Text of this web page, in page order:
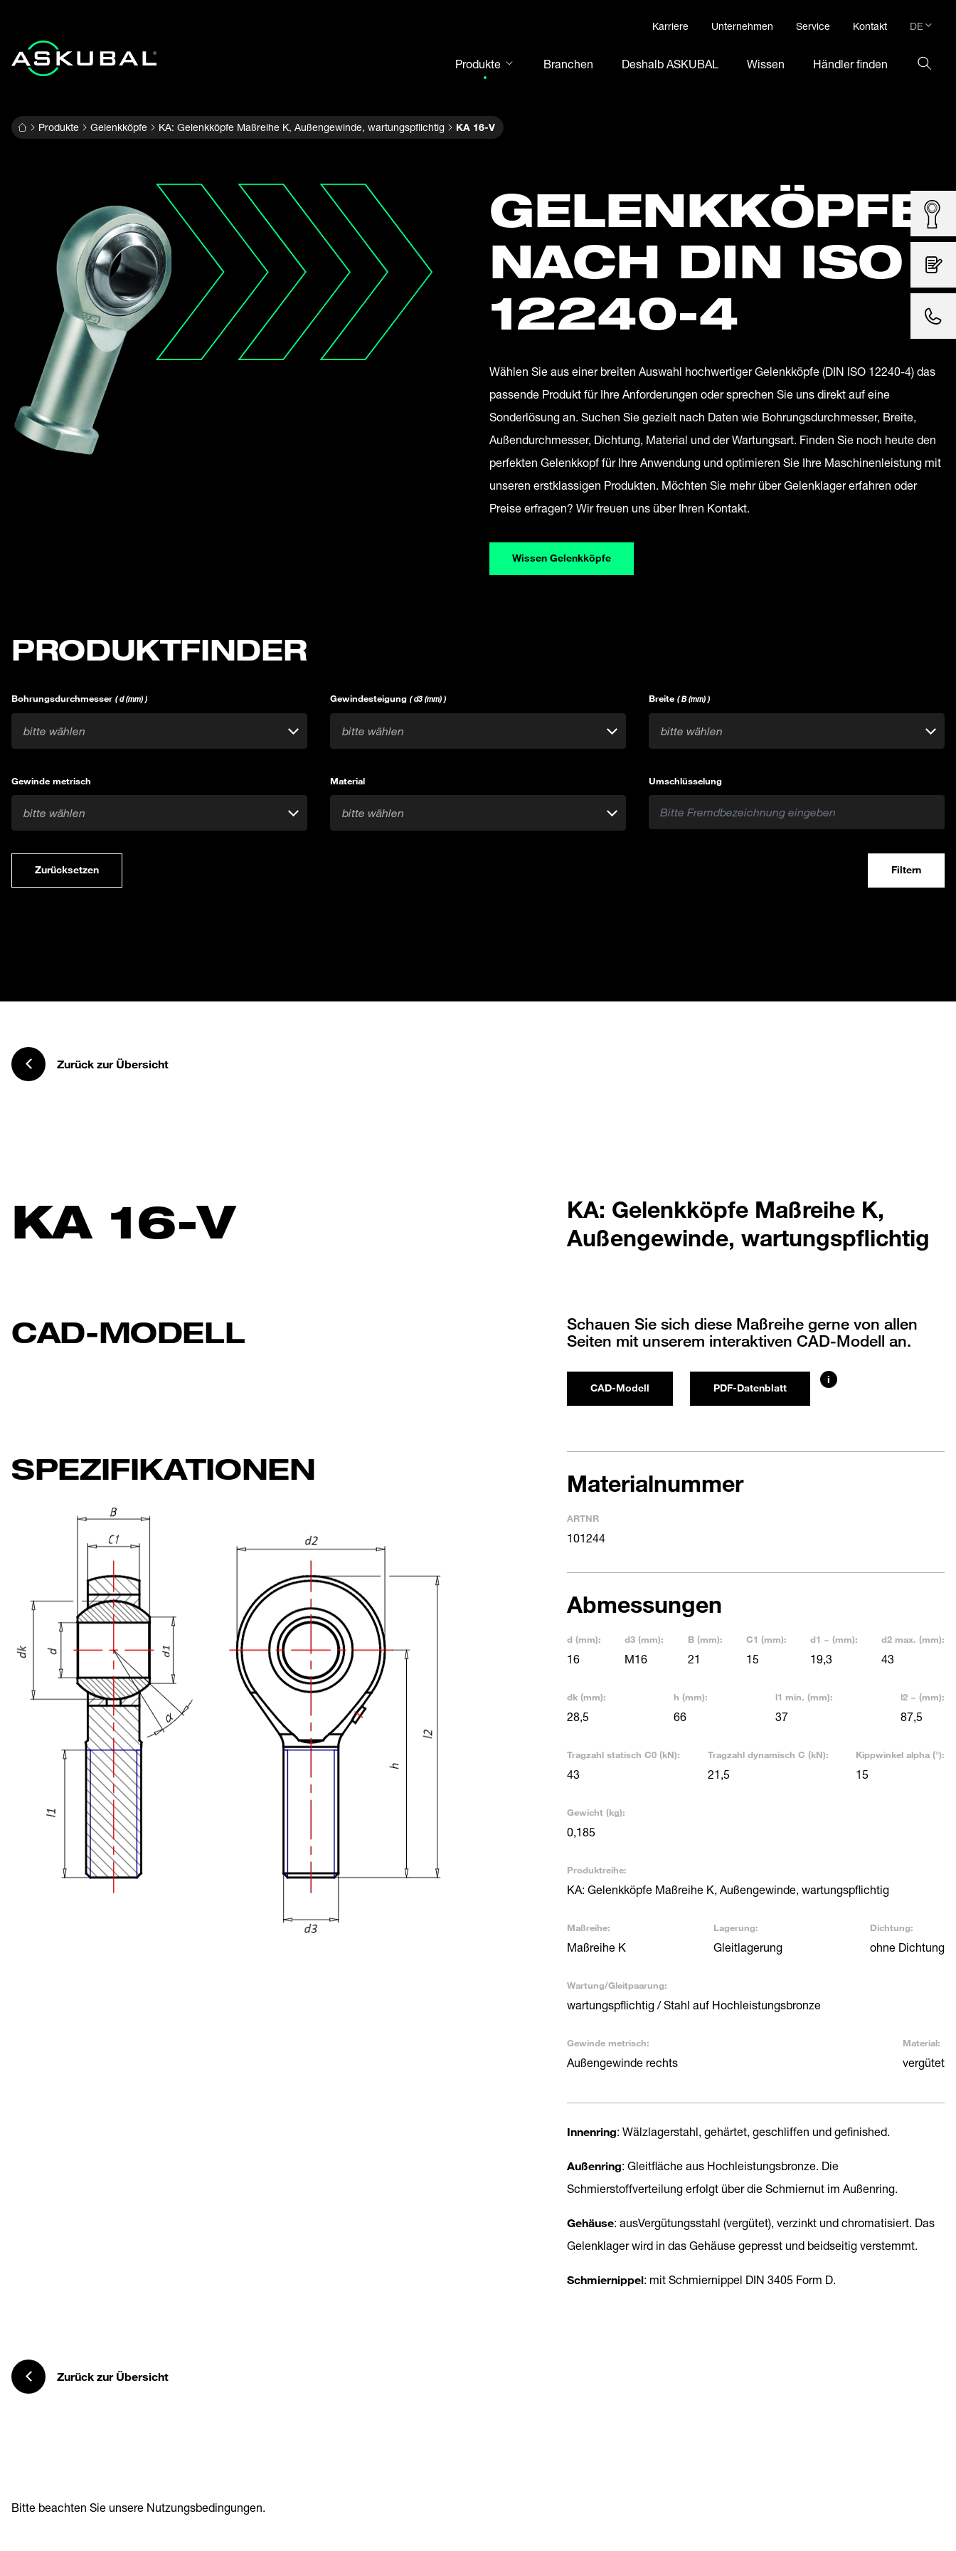
Karriere Unternehmen Service Kontakt DE
DE
Produkte
Gelenklager
Gehäuseeinheiten
Kurven- und Stützrollen
Welle-Nabe-Verbindungen
Gabelköpfe und Bolzen
Stahlkugeln
Branchen Deshalb ASKUBAL Wissen Händler finden
Produkte Gelenkköpfe KA: Gelenkköpfe Maßreihe K, Außengewinde, wartungspflichtig KA 16-V
GELENK­KÖPFE
NACH DIN ISO
12240-4
Wählen Sie aus einer breiten Auswahl hochwertiger Gelenkköpfe (DIN ISO 12240-4) das
passende Produkt für Ihre Anforderungen oder sprechen Sie uns direkt auf eine
Sonderlösung an. Suchen Sie gezielt nach Daten wie Bohrungsdurchmesser, Breite,
Außendurchmesser, Dichtung, Material und der Wartungsart. Finden Sie noch heute den
perfekten Gelenkkopf für Ihre Anwendung und optimieren Sie Ihre Maschinenleistung mit
unseren erstklassigen Produkten. Möchten Sie mehr über Gelenklager erfahren oder
Preise erfragen? Wir freuen uns über Ihren Kontakt.
Wissen Gelenkköpfe
PRODUKTFINDER
Bohrungsdurchmesser ( d (mm) )
bitte wählen
Gewindesteigung ( d3 (mm) )
bitte wählen
Breite ( B (mm) )
bitte wählen
Gewinde metrisch
bitte wählen
Material
bitte wählen
Umschlüsselung
Zurücksetzen Filtern
Zurück zur Übersicht
KA 16-V
KA: Gelenkköpfe Maßreihe K,
Außengewinde, wartungspflichtig
CAD-MODELL
Schauen Sie sich diese Maßreihe gerne von allen
Seiten mit unserem interaktiven CAD-Modell an.
CAD-Modell PDF-Datenblatt
i
SPEZIFIKATIONEN Materialnummer
ARTNR
101244
Abmessungen
d (mm):
16
d3 (mm):
M16
B (mm):
21
C1 (mm):
15
d1 ~ (mm):
19,3
d2 max. (mm):
43
dk (mm):
28,5
h (mm):
66
l1 min. (mm):
37
l2 ~ (mm):
87,5
Tragzahl statisch C0 (kN):
43
Tragzahl dynamisch C (kN):
21,5
Kippwinkel alpha (°):
15
Gewicht (kg):
0,185
Produktreihe:
KA: Gelenkköpfe Maßreihe K, Außengewinde, wartungspflichtig
Maßreihe:
Maßreihe K
Lagerung:
Gleitlagerung
Dichtung:
ohne Dichtung
Wartung/Gleitpaarung:
wartungspflichtig / Stahl auf Hochleistungsbronze
Gewinde metrisch:
Außengewinde rechts
Material:
vergütet
Innenring: Wälzlagerstahl, gehärtet, geschliffen und gefinished.
Außenring: Gleitfläche aus Hochleistungsbronze. Die
Schmierstoffverteilung erfolgt über die Schmiernut im Außenring.
Gehäuse: ausVergütungsstahl (vergütet), verzinkt und chromatisiert. Das
Gelenklager wird in das Gehäuse gepresst und beidseitig verstemmt.
Schmiernippel: mit Schmiernippel DIN 3405 Form D.
Zurück zur Übersicht
Bitte beachten Sie unsere Nutzungsbedingungen.